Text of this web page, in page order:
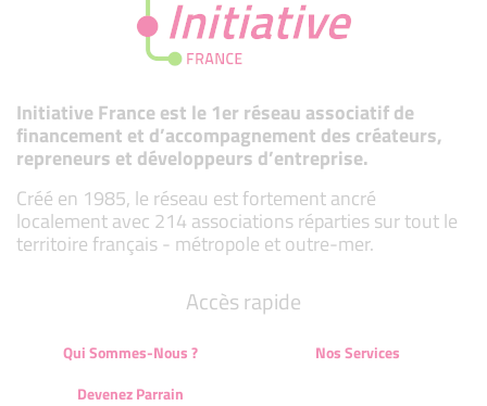
Initiative France est le 1er réseau associatif de
financement et d’accompagnement des créateurs,
repreneurs et développeurs d’entreprise.
Créé en 1985, le réseau est fortement ancré
localement avec 214 associations réparties sur tout le
territoire français - métropole et outre-mer.
Accès rapide
Qui Sommes-Nous ?
Nos Services
Devenez Parrain